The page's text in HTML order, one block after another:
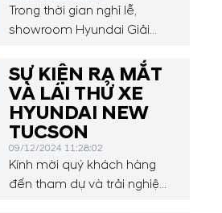
Trong thời gian nghỉ lễ,
showroom Hyundai Giải
Quý khách hàng tham quan
và lái thử xe.
SỰ KIỆN RA MẮT
VÀ LÁI THỬ XE
HYUNDAI NEW
TUCSON
09/12/2024 11:28:02
Kính mời quý khách hàng
đến tham dự và trải nghiệm